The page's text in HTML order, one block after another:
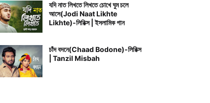
যদি নাত লিখতে লিখতে চোখে ঘুম চলে
আসে(Jodi Naat Likhte
Likhte)-লিরিক্স | ইসলামিক গান
চাঁদ বদনে(Chaad Bodone)-লিরিক্স
| Tanzil Misbah